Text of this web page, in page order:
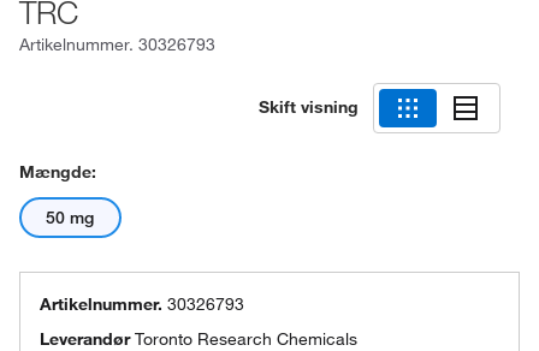
TRC
Artikelnummer. 30326793
Skift visning
Mængde:
50 mg
Artikelnummer. 30326793
LeverandørToronto Research Chemicals